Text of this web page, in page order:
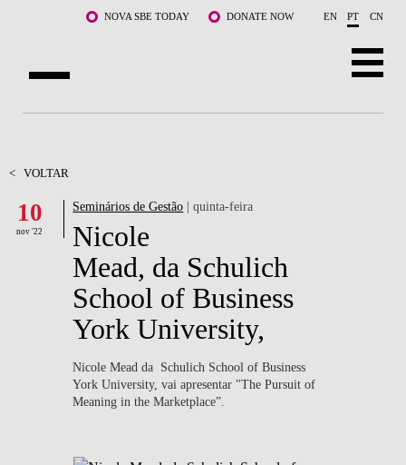
Saltar para o conteúdo principalNOVA SBE TODAY DONATE NOW EN PT CN
DOCENTES E INVESTIGAÇÃO
COMUNIDADE
LIFE AT NOVA SBE
WHAT'S HAPPENING
< VOLTAR
10
nov '22
Seminários de Gestão | quinta-feira
Nicole
Mead, da Schulich
School of Business
York University,
Nicole Mead da Schulich School of Business
York University, vai apresentar "The Pursuit of
Meaning in the Marketplace”.